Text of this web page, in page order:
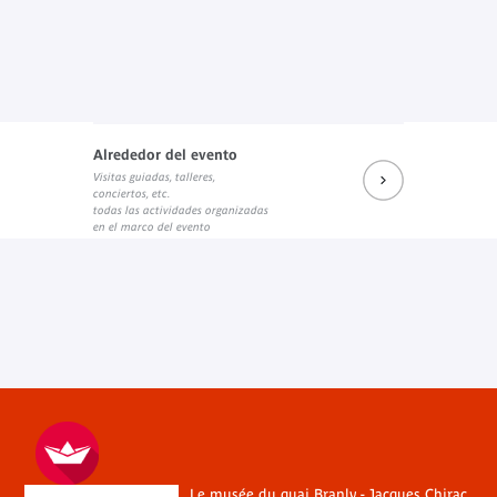
Alrededor del evento
Visitas guiadas, talleres,
conciertos, etc.
todas las actividades organizadas
en el marco del evento